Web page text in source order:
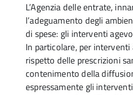
L’Agenzia delle entrate,
l’adeguamento degli
di spese: gli interventi
In particolare, per
rispetto delle prescrizioni
contenimento della
espressamente gli